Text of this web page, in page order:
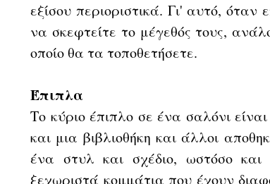
εξίσου περιοριστικά. Γι' αυτό, όταν
να σκεφτείτε το μέγεθός τους,
οποίο θα τα τοποθετήσετε.
Έπιπλα
Το κύριο έπιπλο σε ένα σαλόνι
και μια βιβλιοθήκη και άλλοι
ένα στυλ και σχέδιο, ωστόσο
ξεχωριστά κομμάτια που έχουν